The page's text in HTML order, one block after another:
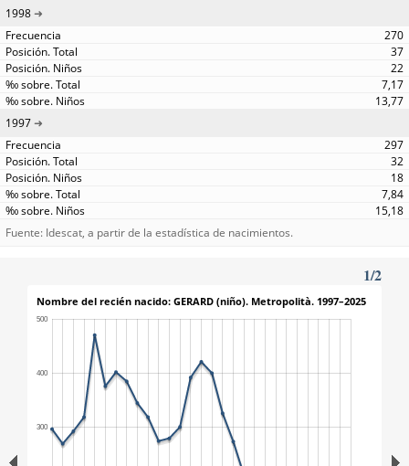
1998
270
37
22
7,17
13,77
1997
297
32
18
7,84
15,18
Fuente: Idescat, a partir de la estadística de nacimientos.